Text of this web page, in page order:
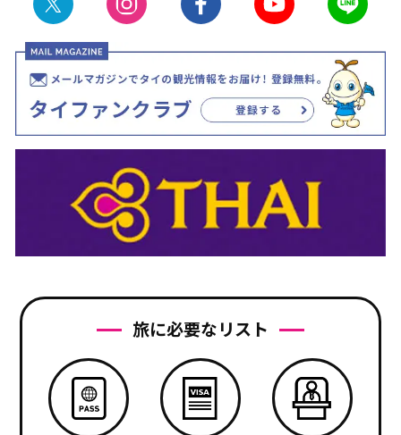
旅に必要なリスト